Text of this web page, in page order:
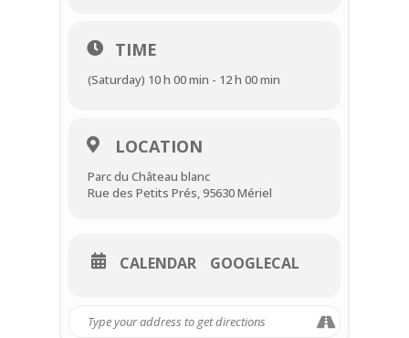
TIME
(Saturday) 10 h 00 min - 12 h 00 min
LOCATION
Parc du Château blanc
Rue des Petits Prés, 95630 Mériel
CALENDAR GOOGLECAL